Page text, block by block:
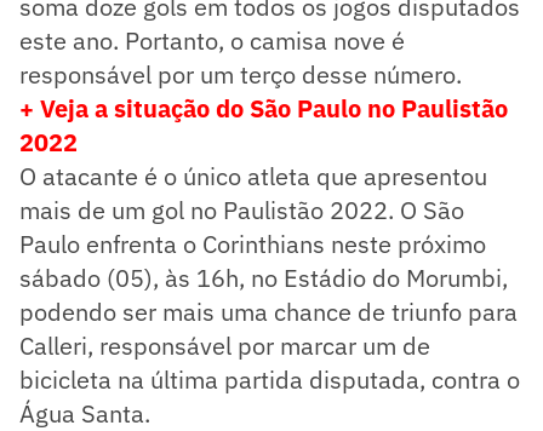
este ano. Portanto, o camisa nove é
responsável por um terço desse número.
+ Veja a situação do São Paulo no Paulistão
2022
O atacante é o único atleta que apresentou
mais de um gol no Paulistão 2022. O São
Paulo enfrenta o Corinthians neste próximo
sábado (05), às 16h, no Estádio do Morumbi,
podendo ser mais uma chance de triunfo para
Calleri, responsável por marcar um de
bicicleta na última partida disputada, contra o
Água Santa.